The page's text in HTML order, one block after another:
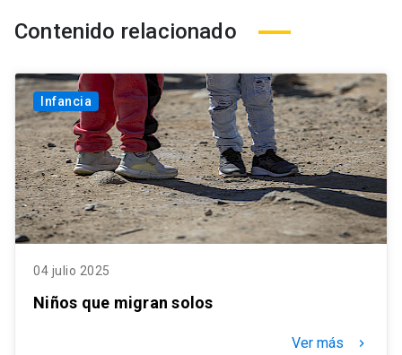
Contenido relacionado
Infancia
04 julio 2025
Niños que migran solos
Ver más keyboard_arrow_right